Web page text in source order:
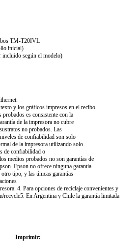
TM-T20IVL
inicial)
incluido según el modelo)
y los gráficos impresos en el recibo.
probados es consistente con la
de la impresora no cubre
no probados. Las
de confiabilidad son solo
de la impresora utilizando solo
de confiabilidad o
medios probados no son garantías de
Epson no ofrece ninguna garantía
tipo, y las únicas garantías
4. Para opciones de reciclaje convenientes y
recycle5. En Argentina y Chile la garantía limitada
Imprimir: